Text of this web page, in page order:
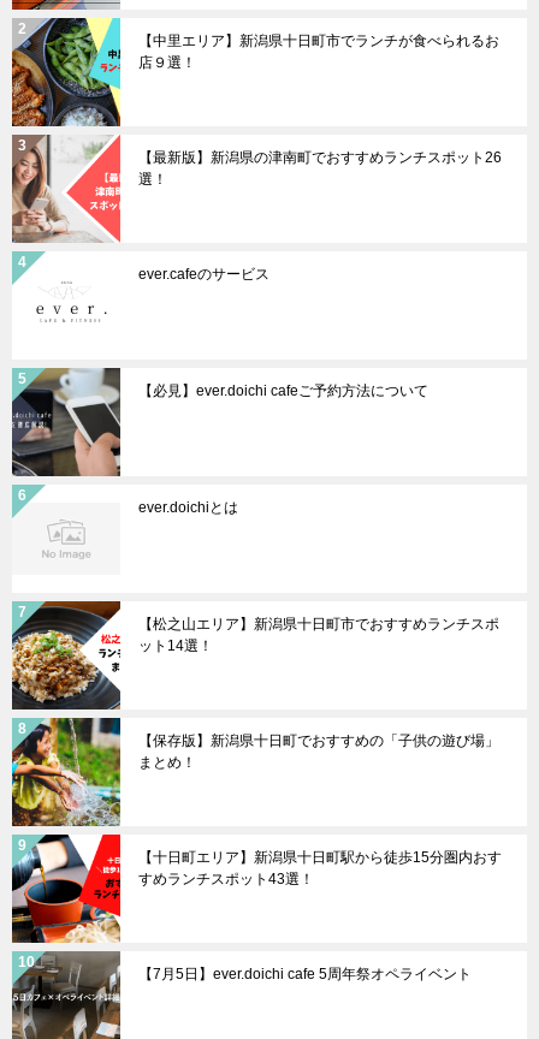
【中里エリア】新潟県十日町市でランチが食べられるお
店９選！
【最新版】新潟県の津南町でおすすめランチスポット26
選！
ever.cafeのサービス
【必見】ever.doichi cafeご予約方法について
ever.doichiとは
【松之山エリア】新潟県十日町市でおすすめランチスポ
ット14選！
【保存版】新潟県十日町でおすすめの「子供の遊び場」
まとめ！
【十日町エリア】新潟県十日町駅から徒歩15分圏内おす
すめランチスポット43選！
【7月5日】ever.doichi cafe 5周年祭オペライベント